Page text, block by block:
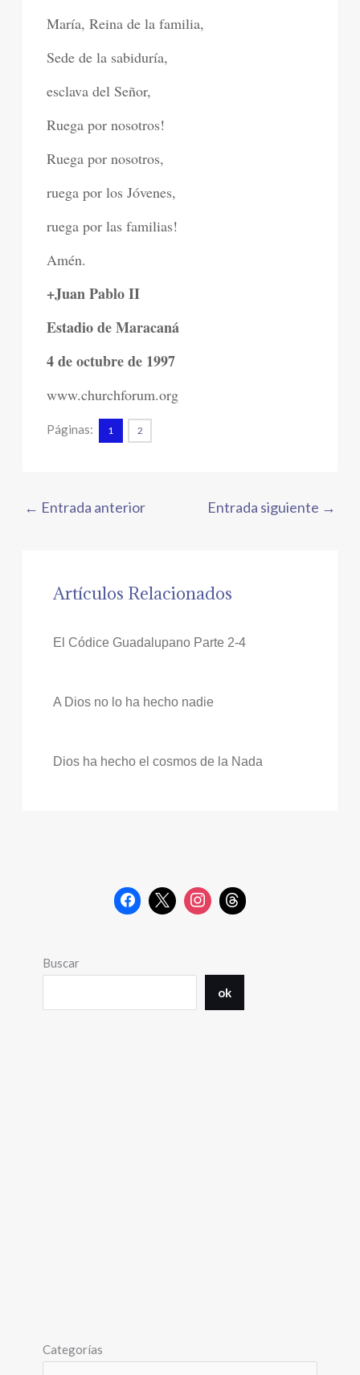
María, Reina de la familia,
Sede de la sabiduría,
esclava del Señor,
Ruega por nosotros!
Ruega por nosotros,
ruega por los Jóvenes,
ruega por las familias!
Amén.
+Juan Pablo II
Estadio de Maracaná
4 de octubre de 1997
www.churchforum.org
Páginas: 1 2
← Entrada anterior Entrada siguiente →
Artículos Relacionados
El Códice Guadalupano Parte 2-4
A Dios no lo ha hecho nadie
Dios ha hecho el cosmos de la Nada
Buscar
ok
Categorías